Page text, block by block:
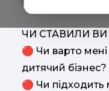
ЧИ СТАВИЛИ ВИ
🔴 Чи варто
дитячий бізнес?
🔴 Чи підходить